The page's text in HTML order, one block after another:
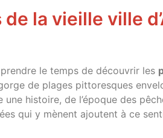
la vieille ville
le temps de découvrir les
de plages pittoresques
histoire, de l’époque des
qui y mènent ajoutent à ce